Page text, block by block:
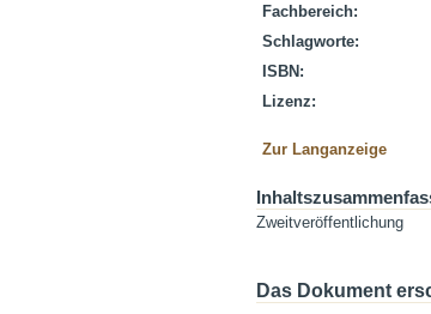
Fachbereich:
Schlagworte:
ISBN:
Lizenz:
Zur Langanzeige
Zweitveröffentlichung
Das Dokument